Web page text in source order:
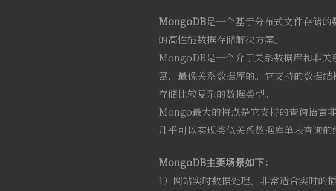
MongoDB是一个基于分布式文件存储
的高性能数据存储解决方案。
MongoDB是一个介于关系数据库和非关
富，最像关系数据库的。它支持的数据
存储比较复杂的数据类型。
Mongo最大的特点是它支持的查询语言
几乎可以实现类似关系数据库单表查询
MongoDB主要场景如下：
1）网站实时数据处理。非常适合实时的